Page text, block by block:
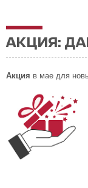
АКЦИЯ:
Акция в мае для